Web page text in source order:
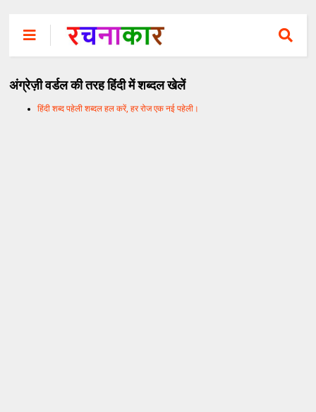
अंग्रेज़ी वर्डल की तरह हिंदी में शब्दल खेलें
हिंदी शब्द पहेली शब्दल हल करें, हर रोज एक नई पहेली।